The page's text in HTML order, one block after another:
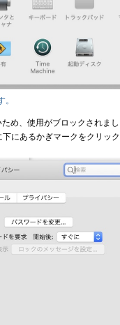
め、使用がブロックされまし
にあるかぎマークをクリック